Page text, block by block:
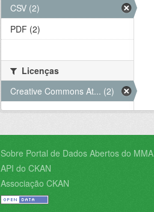
CSV (2)
PDF (2)
Licenças
Creative Commons At... (2)
Sobre Portal de Dados Abertos do
API do CKAN
Associação CKAN